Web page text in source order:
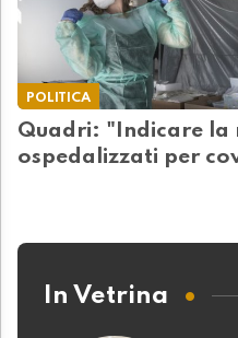
POLITICA
Quadri: "Indicare la
ospedalizzati per
In Vetrina